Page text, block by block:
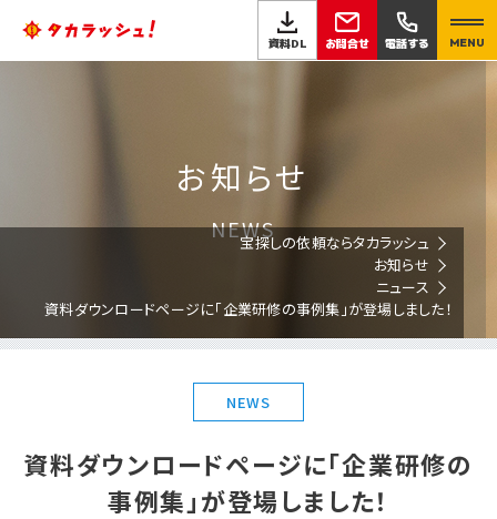
資料DL お問合せ 電話する MENU
お知らせ
NEWS宝探しの依頼ならタカラッシュ
お知らせ
ニュース
資料ダウンロードページに「企業研修の事例集」が登場しました！
NEWS
資料ダウンロードページに「企業研修の
事例集」が登場しました！